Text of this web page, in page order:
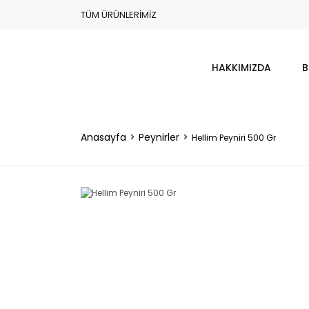
TÜM ÜRÜNLERİMİZ
HAKKIMIZDA
Anasayfa Peynirler Hellim Peyniri 500 Gr